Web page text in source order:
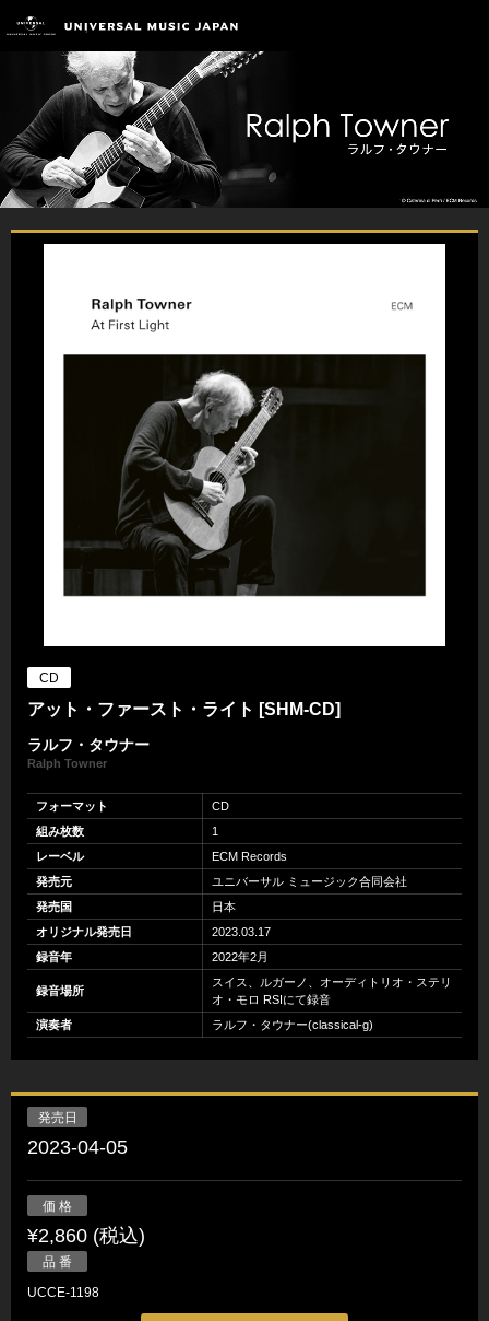
CD
アット・ファースト・ライト [SHM-CD]
ラルフ・タウナー
Ralph Towner
フォーマット
CD
組み枚数
1
レーベル
ECM Records
発売元
ユニバーサル ミュージック合同会社
発売国
日本
オリジナル発売日
2023.03.17
録音年
2022年2月
録音場所
スイス、ルガーノ、オーディトリオ・ステリ
オ・モロ RSIにて録音
演奏者
ラルフ・タウナー(classical-g)
発売日
2023-04-05
価 格
¥2,860 (税込)
品 番
UCCE-1198